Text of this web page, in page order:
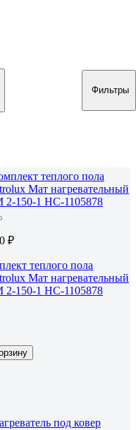
Фильтры
₽
теплого пола
Мат нагревательный
2-150-1 НС-1105878